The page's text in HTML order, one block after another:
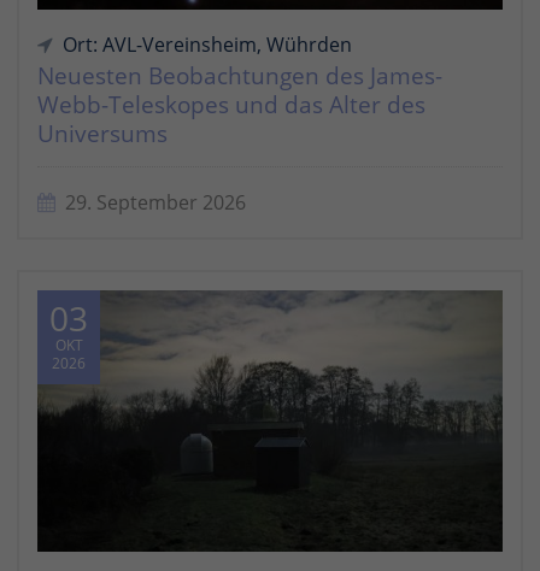
Ort: AVL-Vereinsheim, Wührden
Neuesten Beobachtungen des James-
Webb-Teleskopes und das Alter des
Universums
29. September 2026
03
OKT
2026